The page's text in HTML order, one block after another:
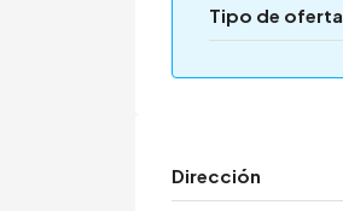
Tipo de oferta
Dirección